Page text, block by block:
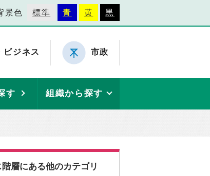
景色 標準 青 黄 黒
ビジネス 市政
す 組織から探す
階層にある他のカテゴリ